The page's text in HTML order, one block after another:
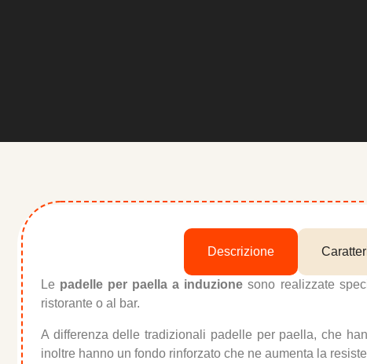
Descrizione
Le padelle per paella a induzione sono realizzate
ristorante o al bar.
A differenza delle tradizionali padelle per paella, che
inoltre hanno un fondo rinforzato che ne aumenta la